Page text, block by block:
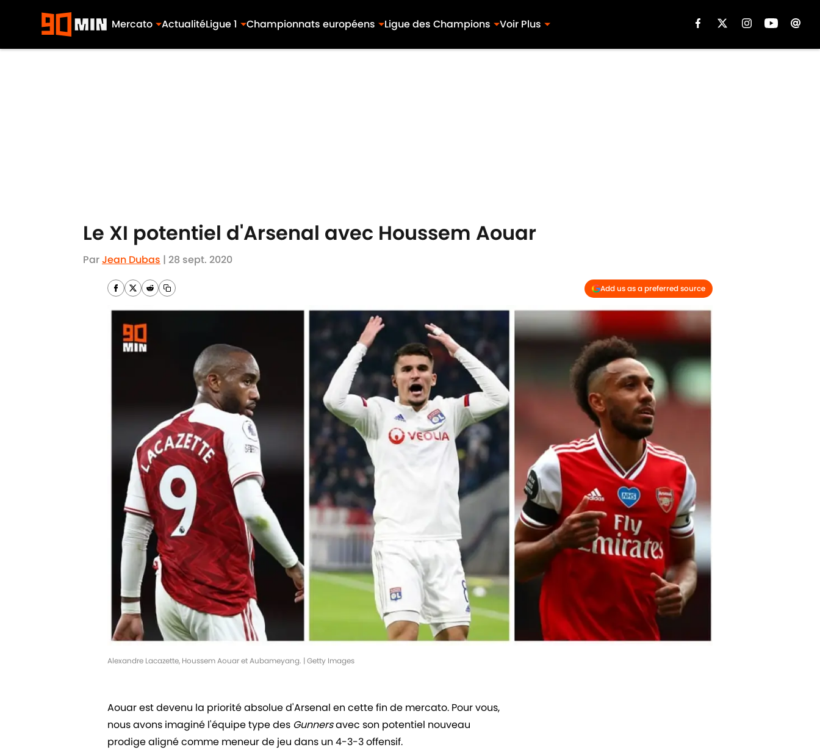
Mercato ActualitéLigue 1 Championnats européens Ligue des Champions Voir Plus
Le XI potentiel d'Arsenal avec Houssem Aouar
ParJean Dubas | 28 sept. 2020
Add us as a preferred source
Alexandre Lacazette, Houssem Aouar et Aubameyang. | Getty Images
Aouar est devenu la priorité absolue d'Arsenal en cette fin de mercato. Pour vous,
nous avons imaginé l'équipe type des Gunnersavec son potentiel nouveau
prodige aligné comme meneur de jeu dans un 4-3-3 offensif.